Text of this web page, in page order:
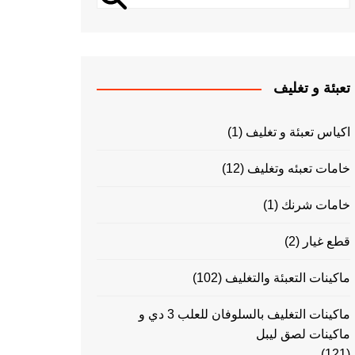
تعبئة و تغليف
اكياس تعبئة و تغليف (1)
خامات تعبئه وتغليف (12)
خامات شرنك (1)
قطع غيار (2)
ماكينات التعبئة والتغليف (102)
ماكينات التغليف بالسلوفان للعلب 3 دي و
ماكينات لصق ليبل